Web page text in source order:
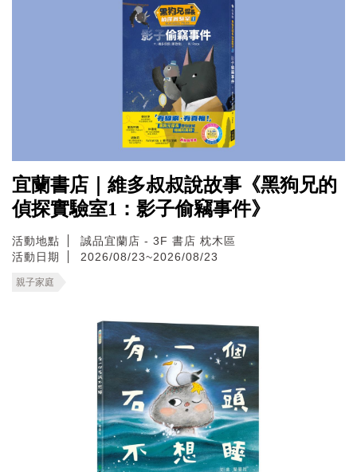
宜蘭書店｜維多叔叔說故事《黑狗兄的
偵探實驗室1：影子偷竊事件》
活動地點
誠品宜蘭店 - 3F 書店 枕木區
活動日期
2026/08/23~2026/08/23
親子家庭